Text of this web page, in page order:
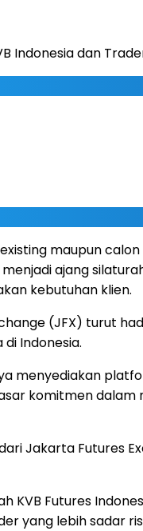
Indonesia dan
maupun
ajang
kebutuhan klien.
(JFX) turut
di Indonesia.
menyediakan
komitmen
Jakarta Futures
KVB Futures
yang lebih sadar